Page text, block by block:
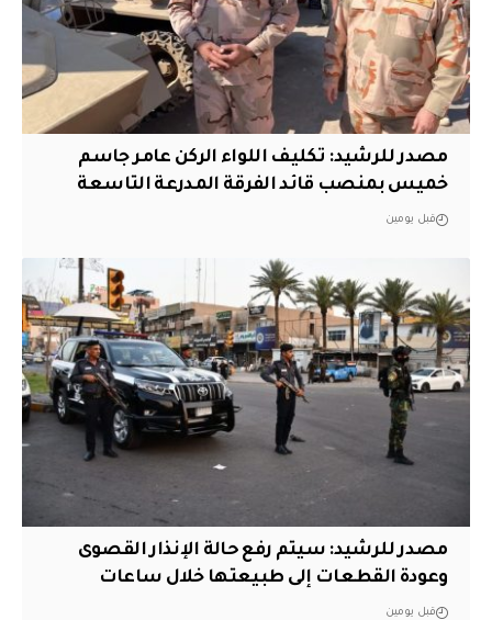
مصدر للرشيد: تكليف اللواء الركن عامر جاسم
خميس بمنصب قائد الفرقة المدرعة التاسعة
قبل يومين
مصدر للرشيد: سيتم رفع حالة الإنذار القصوى
وعودة القطعات إلى طبيعتها خلال ساعات
قبل يومين